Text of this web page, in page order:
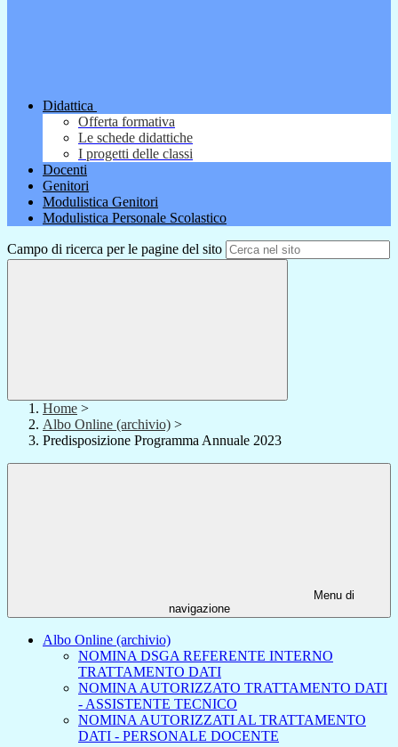
Didattica
Offerta formativa
Le schede didattiche
I progetti delle classi
Docenti
Genitori
Modulistica Genitori
Modulistica Personale Scolastico
Campo di ricerca per le pagine del sito
Home >
Albo Online (archivio) >
Predisposizione Programma Annuale 2023
Menu di
navigazione
Albo Online (archivio)
NOMINA DSGA REFERENTE INTERNO
TRATTAMENTO DATI
NOMINA AUTORIZZATO TRATTAMENTO DATI
- ASSISTENTE TECNICO
NOMINA AUTORIZZATI AL TRATTAMENTO
DATI - PERSONALE DOCENTE